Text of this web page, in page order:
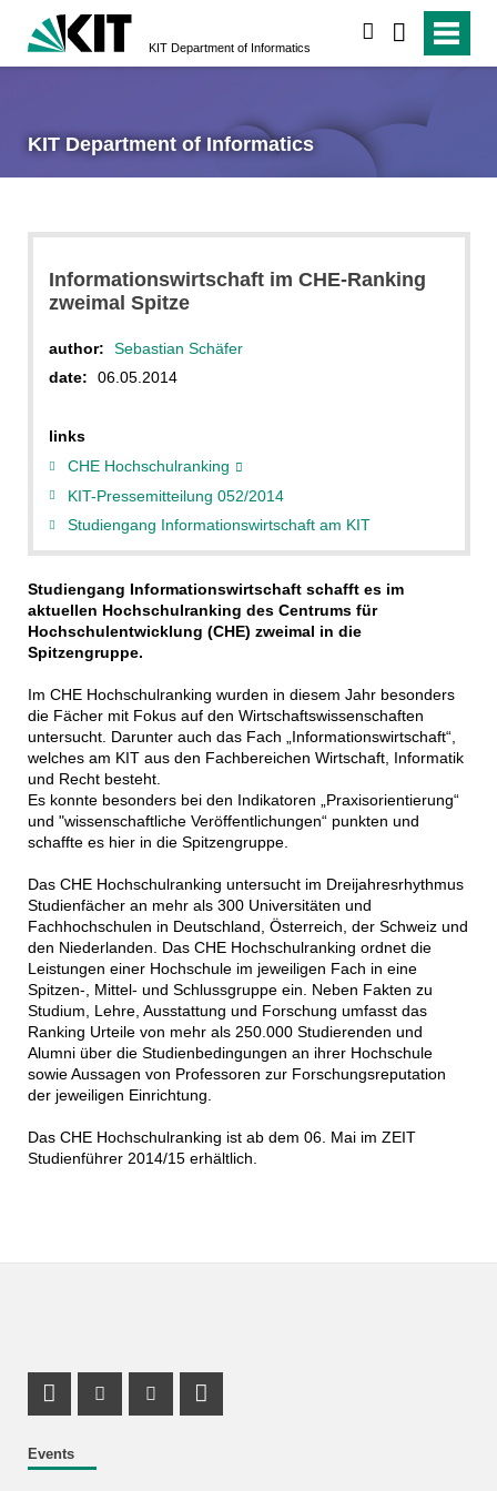
KIT Department of Informatics
KIT Department of Informatics
Informationswirtschaft im CHE-Ranking
zweimal Spitze
author:
Sebastian Schäfer
date:
06.05.2014
links
CHE Hochschulranking
KIT-Pressemitteilung 052/2014
Studiengang Informationswirtschaft am KIT
Studiengang Informationswirtschaft schafft es im
aktuellen Hochschulranking des Centrums für
Hochschulentwicklung (CHE) zweimal in die
Spitzengruppe.
Im CHE Hochschulranking wurden in diesem Jahr besonders
die Fächer mit Fokus auf den Wirtschaftswissenschaften
untersucht. Darunter auch das Fach „Informationswirtschaft“,
welches am KIT aus den Fachbereichen Wirtschaft, Informatik
und Recht besteht.
Es konnte besonders bei den Indikatoren „Praxisorientierung“
und "wissenschaftliche Veröffentlichungen“ punkten und
schaffte es hier in die Spitzengruppe.
Das CHE Hochschulranking untersucht im Dreijahresrhythmus
Studienfächer an mehr als 300 Universitäten und
Fachhochschulen in Deutschland, Österreich, der Schweiz und
den Niederlanden. Das CHE Hochschulranking ordnet die
Leistungen einer Hochschule im jeweiligen Fach in eine
Spitzen-, Mittel- und Schlussgruppe ein. Neben Fakten zu
Studium, Lehre, Ausstattung und Forschung umfasst das
Ranking Urteile von mehr als 250.000 Studierenden und
Alumni über die Studienbedingungen an ihrer Hochschule
sowie Aussagen von Professoren zur Forschungsreputation
der jeweiligen Einrichtung.
Das CHE Hochschulranking ist ab dem 06. Mai im ZEIT
Studienführer 2014/15 erhältlich.
Events
Instagram Profile
Youtube Profile
LinkedIn Profile